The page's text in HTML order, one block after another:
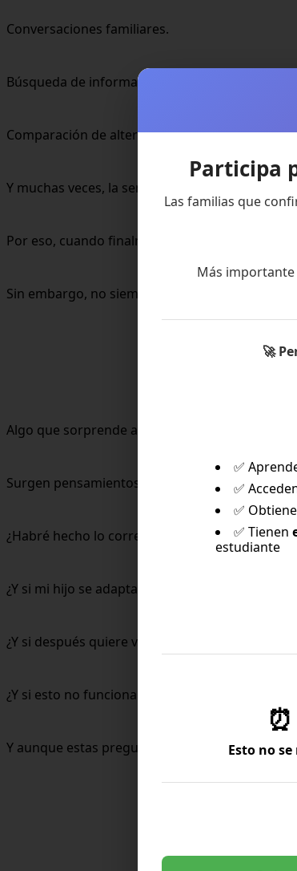
Conversaciones familiares.
Búsqueda de información.
Comparación de alternativas.
Y muchas veces, la sensación de que algo no
Por eso, cuando finalmente se toma la
Sin embargo, no siempre ocurre así.
Algo que sorprende a muchos padres es que
Surgen pensamientos como:
¿Habré hecho lo correcto?
¿Y si mi hijo se adapta mal?
¿Y si después quiere volver?
¿Y si esto no funciona como imaginábamos?
Y aunque estas preguntas pueden generar
Participa
Las familias que
Más
🚀
✅
✅
✅
✅ Tienen
estudiante
⏰
Esto no